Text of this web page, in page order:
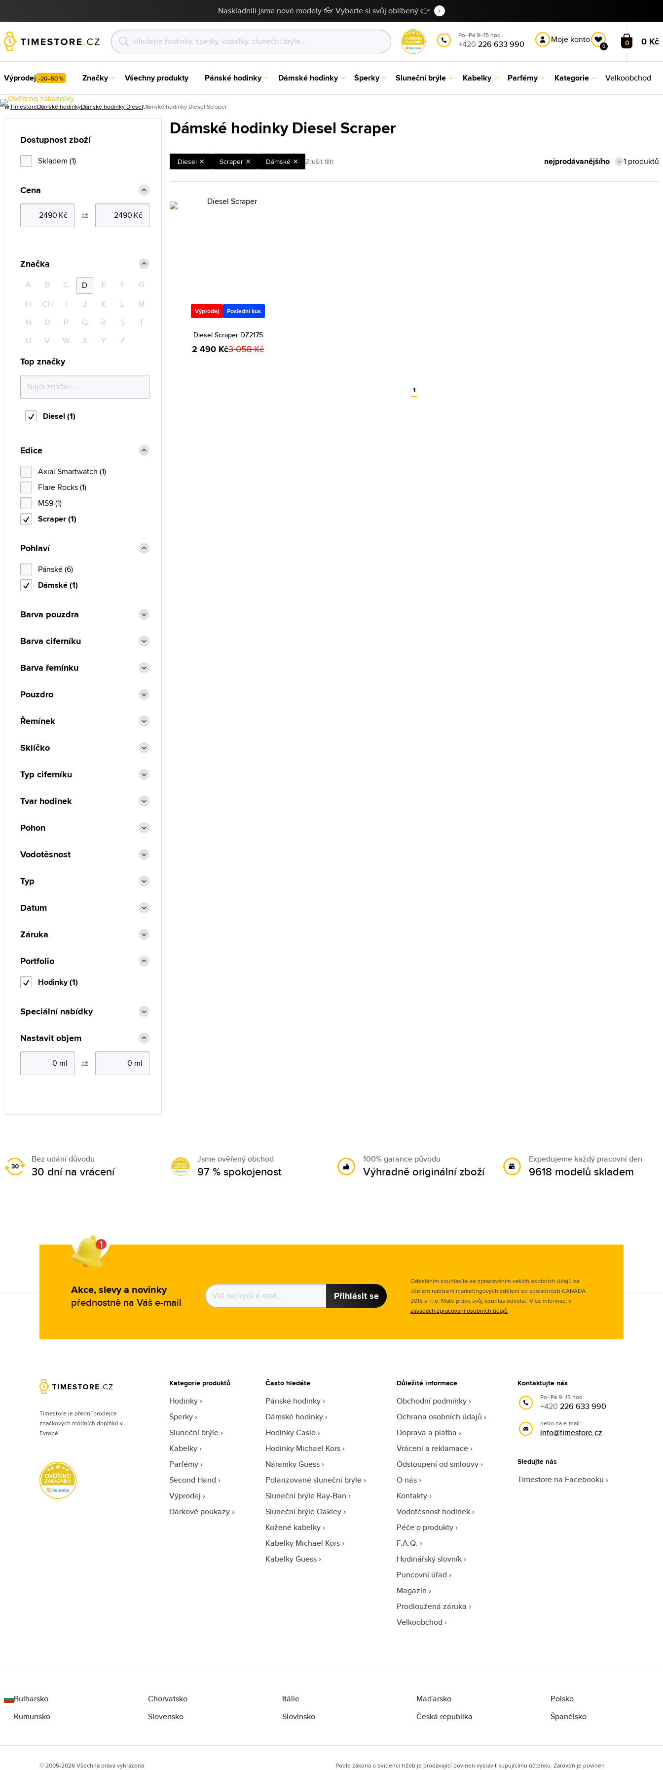
Naskladnili jsme nové modely 👓 Vyberte si svůj oblíbený 👉
Po–Pá 9–15 hod.
+420 226 633 990 Moje konto
0 0 0 Kč
Výprodej -20–50 % Značky Všechny produkty Pánské hodinky Dámské hodinky Šperky Sluneční brýle Kabelky Parfémy Kategorie Velkoobchod
TimestoreDámské hodinkyDámské hodinky DieselDámské hodinky Diesel Scraper
Dámské hodinky Diesel Scraper
Diesel Scraper Dámské Zrušit filtr 1 produktů
Výprodej Poslední kus
Diesel Scraper DZ2175
2 490 Kč3 058 Kč
1
Dostupnost zboží
Skladem (1)
Cena
až
Značka
A B C D E F
G
H
CH I J K L
M
N
O P Q R S
T
U
V W X Y Z
Top značky
Diesel (1)
Edice
Axial Smartwatch (1)
Flare Rocks (1)
MS9 (1)
Scraper (1)
Pohlaví
Pánské (6)
Dámské (1)
Barva pouzdra
Barva ciferníku
Barva řemínku
Pouzdro
Řemínek
Sklíčko
Typ ciferníku
Tvar hodinek
Pohon
Vodotěsnost
Typ
Datum
Záruka
Portfolio
Hodinky (1)
Speciální nabídky
Nastavit objem
až
Bez udání důvodu
30 dní na vrácení
Jsme ověřený obchod
97 % spokojenost
100% garance původu
Výhradně originální zboží
Expedujeme každý pracovní den
9618 modelů skladem
Akce, slevy a novinky
přednostně na Váš e-mail Přihlásit se
Odesláním souhlasíte se zpracováním vašich osobních údajů za
účelem nabízení marketingových sdělení od společnosti CANADA
2015 s. r. o. Máte právo svůj souhlas odvolat. Více informací v
zásadách zpracování osobních údajů.
Timestore je přední prodejce
značkových módních doplňků v
Evropě.
Kategorie produktů
Hodinky
Šperky
Sluneční brýle
Kabelky
Parfémy
Second Hand
Výprodej
Dárkové poukazy
Často hledáte
Pánské hodinky
Dámské hodinky
Hodinky Casio
Hodinky Michael Kors
Náramky Guess
Polarizované sluneční brýle
Sluneční brýle Ray-Ban
Sluneční brýle Oakley
Kožené kabelky
Kabelky Michael Kors
Kabelky Guess
Důležité informace
Obchodní podmínky
Ochrana osobních údajů
Doprava a platba
Vrácení a reklamace
Odstoupení od smlouvy
O nás
Kontakty
Vodotěsnost hodinek
Péče o produkty
F.A.Q.
Hodinářský slovník
Puncovní úřad
Magazín
Prodloužená záruka
Velkoobchod
Kontaktujte nás
Po–Pá 9–15 hod.
+420226 633 990
nebo na e-mail:
info@timestore.cz
Sledujte nás
Timestore na Facebooku
Bulharsko Chorvatsko Itálie Maďarsko
Polsko
Rumunsko
Slovensko Slovinsko Česká republika Španělsko
© 2005-2026 Všechna práva vyhrazena
Podle zákona o evidenci tržeb je prodávající povinen vystavit kupujícímu účtenku. Zároveň je povinen